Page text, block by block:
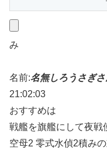
み
名前:名無しろうさぎさ
21:02:03
おすすめは
戦艦を旗艦にして夜戦
空母2 零式水偵2積み